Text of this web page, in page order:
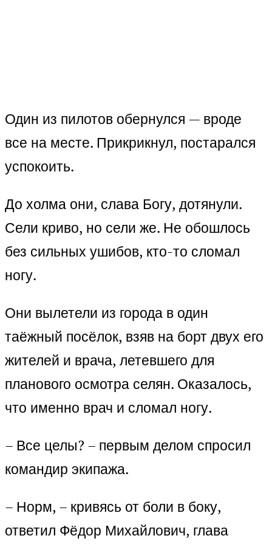
Один из пилотов обернулся — вроде
все на месте. Прикрикнул, постарался
успокоить.
До холма они, слава Богу, дотянули.
Сели криво, но сели же. Не обошлось
без сильных ушибов, кто-то сломал
ногу.
Они вылетели из города в один
таёжный посёлок, взяв на борт двух его
жителей и врача, летевшего для
планового осмотра селян. Оказалось,
что именно врач и сломал ногу.
– Все целы? – первым делом спросил
командир экипажа.
– Норм, – кривясь от боли в боку,
ответил Фёдор Михайлович, глава